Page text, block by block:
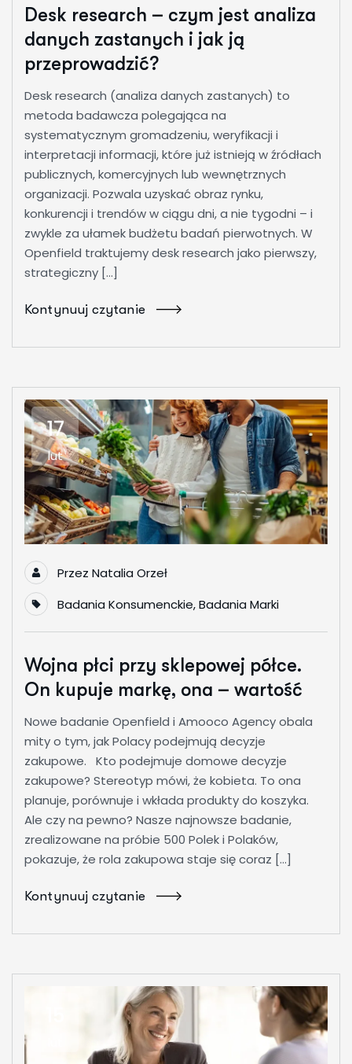
Desk research – czym jest analiza
danych zastanych i jak ją
przeprowadzić?
Desk research (analiza danych zastanych) to
metoda badawcza polegająca na
systematycznym gromadzeniu, weryfikacji i
interpretacji informacji, które już istnieją w źródłach
publicznych, komercyjnych lub wewnętrznych
organizacji. Pozwala uzyskać obraz rynku,
konkurencji i trendów w ciągu dni, a nie tygodni – i
zwykle za ułamek budżetu badań pierwotnych. W
Openfield traktujemy desk research jako pierwszy,
strategiczny […]
Kontynuuj czytanie
17
lut
Przez Natalia Orzeł
Badania Konsumenckie,Badania Marki
Wojna płci przy sklepowej półce.
On kupuje markę, ona – wartość
Nowe badanie Openfield i Amooco Agency obala
mity o tym, jak Polacy podejmują decyzje
zakupowe. Kto podejmuje domowe decyzje
zakupowe? Stereotyp mówi, że kobieta. To ona
planuje, porównuje i wkłada produkty do koszyka.
Ale czy na pewno? Nasze najnowsze badanie,
zrealizowane na próbie 500 Polek i Polaków,
pokazuje, że rola zakupowa staje się coraz […]
Kontynuuj czytanie